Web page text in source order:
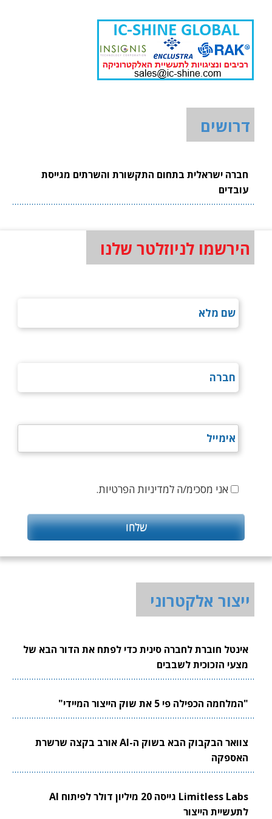
דרושים
חברה ישראלית בתחום התקשורת והשרתים מגייסת
עובדים
הירשמו לניוזלטר שלנו
אני מסכימ/ה למדיניות הפרטיות.
ייצור אלקטרוני
אינטל חוברת לחברה סינית כדי לפתח את הדור הבא של
מצעי הזכוכית לשבבים
"המלחמה הכפילה פי 5 את שוק הייצור המיידי"
צוואר הבקבוק הבא בשוק ה-AI אורב בקצה שרשרת
האספקה
Limitless Labs גייסה 20 מיליון דולר לפיתוח AI
לתעשיית הייצור